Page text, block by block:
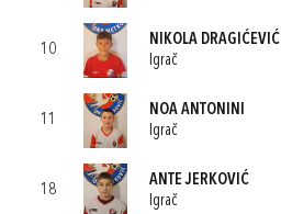
10
NIKOLA DRAGIĆEVIĆ
Igrač
11
NOA ANTONINI
Igrač
18
ANTE JERKOVIĆ
Igrač